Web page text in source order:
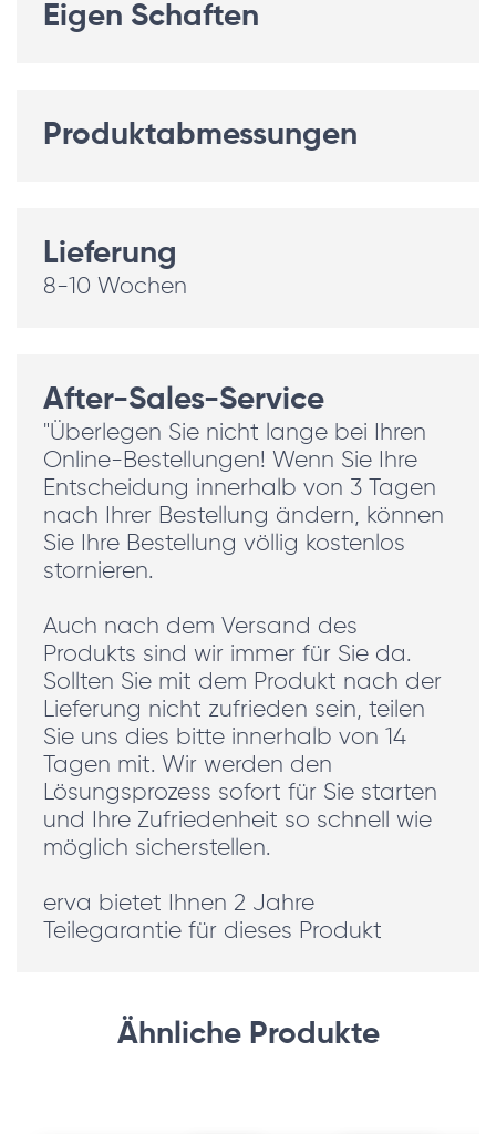
Eigen Schaften
Produktabmessungen
Lieferung
8-10 Wochen
After-Sales-Service
"Überlegen Sie nicht lange bei Ihren
Online-Bestellungen! Wenn Sie Ihre
Entscheidung innerhalb von 3 Tagen
nach Ihrer Bestellung ändern, können
Sie Ihre Bestellung völlig kostenlos
stornieren.
Auch nach dem Versand des
Produkts sind wir immer für Sie da.
Sollten Sie mit dem Produkt nach der
Lieferung nicht zufrieden sein, teilen
Sie uns dies bitte innerhalb von 14
Tagen mit. Wir werden den
Lösungsprozess sofort für Sie starten
und Ihre Zufriedenheit so schnell wie
möglich sicherstellen.
erva bietet Ihnen 2 Jahre
Teilegarantie für dieses Produkt
Ähnliche Produkte